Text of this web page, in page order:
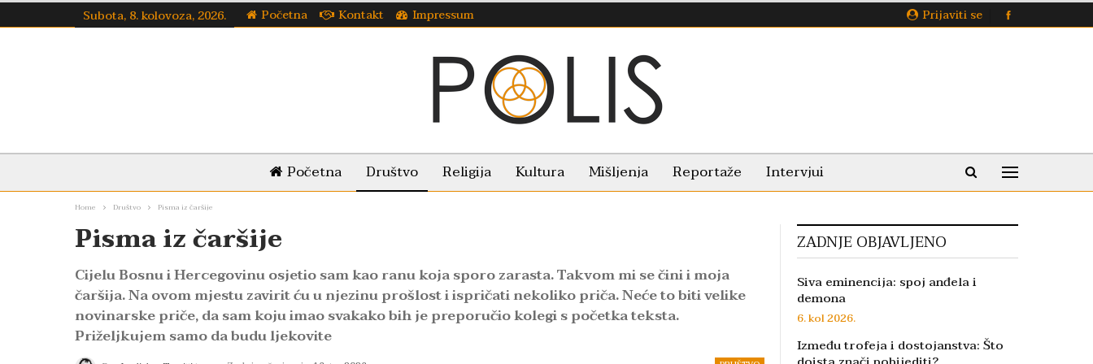
Prijaviti se
Subota, 8. kolovoza, 2026. Početna Kontakt Impressum
Početna Društvo Religija Kultura Mišljenja Reportaže Intervjui
Home Društvo Pisma iz čaršije
Pisma iz čaršije
Cijelu Bosnu i Hercegovinu osjetio sam kao ranu koja sporo zarasta. Takvom mi se čini i moja
čaršija. Na ovom mjestu zavirit ću u njezinu prošlost i ispričati nekoliko priča. Neće to biti velike
novinarske priče, da sam koju imao svakako bih je preporučio kolegi s početka teksta.
Priželjkujem samo da budu ljekovite
ZADNJE OBJAVLJENO
Siva eminencija: spoj anđela i
demona
6. kol 2026.
Između trofeja i dostojanstva: Što